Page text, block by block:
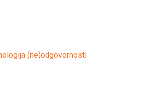
(ne)odgovornosti